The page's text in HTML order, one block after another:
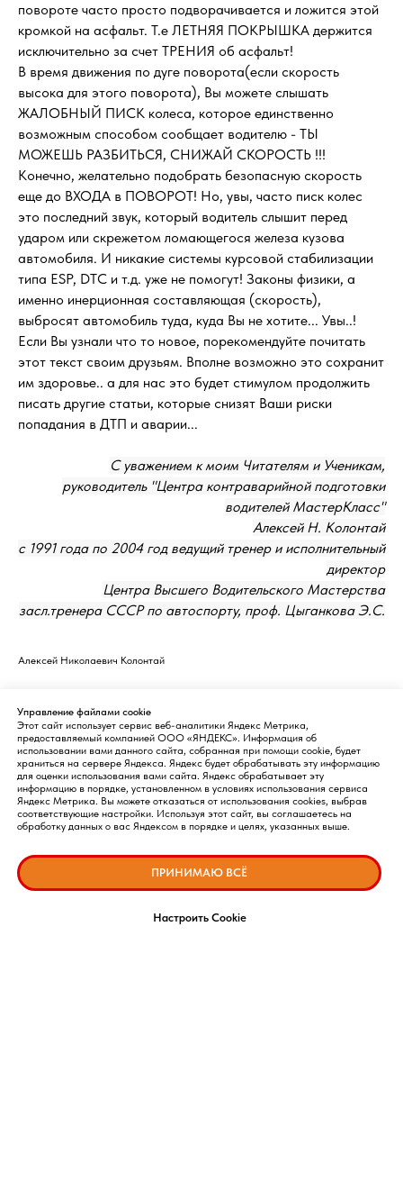
Управление файлами cookie
Этот сайт использует сервис веб-аналитики Яндекс Метрика,
предоставляемый компанией ООО «ЯНДЕКС». Информация об
использовании вами данного сайта, собранная при помощи cookie, будет
храниться на сервере Яндекса. Яндекс будет обрабатывать эту информацию
для оценки использования вами сайта. Яндекс обрабатывает эту
информацию в порядке, установленном в условиях использования сервиса
Яндекс Метрика. Вы можете отказаться от использования cookies, выбрав
соответствующие настройки. Используя этот сайт, вы соглашаетесь на
обработку данных о вас Яндексом в порядке и целях, указанных выше.
ПРИНИМАЮ ВСЁ
Настроить Cookie
повороте часто просто подворачивается и ложится этой
кромкой на асфальт. Т.е ЛЕТНЯЯ ПОКРЫШКА держится
исключительно за счет ТРЕНИЯ об асфальт!
В время движения по дуге поворота(если скорость
высока для этого поворота), Вы можете слышать
ЖАЛОБНЫЙ ПИСК колеса, которое единственно
возможным способом сообщает водителю - ТЫ
МОЖЕШЬ РАЗБИТЬСЯ, СНИЖАЙ СКОРОСТЬ !!!
Конечно, желательно подобрать безопасную скорость
еще до ВХОДА в ПОВОРОТ! Но, увы, часто писк колес
это последний звук, который водитель слышит перед
ударом или скрежетом ломающегося железа кузова
автомобиля. И никакие системы курсовой стабилизации
типа ESP, DTC и т.д. уже не помогут! Законы физики, а
именно инерционная составляющая (скорость),
выбросят автомобиль туда, куда Вы не хотите... Увы..!
Если Вы узнали что то новое, порекомендуйте почитать
этот текст своим друзьям. Вполне возможно это сохранит
им здоровье.. а для нас это будет стимулом продолжить
писать другие статьи, которые снизят Ваши риски
попадания в ДТП и аварии...
С уважением к моим Читателям и Ученикам,
руководитель "Центра контраварийной подготовки
водителей МастерКласс"
Алексей Н. Колонтай
с 1991 года по 2004 год ведущий тренер и исполнительный
директор
Центра Высшего Водительского Мастерства
засл.тренера СССР по автоспорту, проф. Цыганкова Э.С.
Алексей Николаевич Колонтай